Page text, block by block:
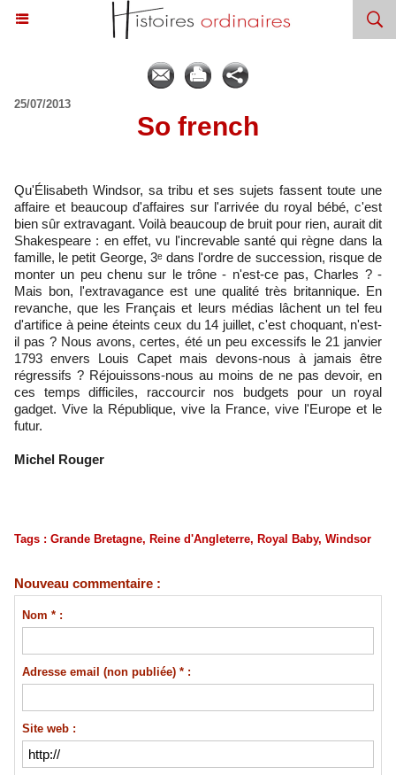
25/07/2013
So french
Qu'Élisabeth Windsor, sa tribu et ses sujets fassent toute une
affaire et beaucoup d'affaires sur l'arrivée du royal bébé, c'est
bien sûr extravagant. Voilà beaucoup de bruit pour rien, aurait dit
Shakespeare : en effet, vu l'increvable santé qui règne dans la
famille, le petit George, 3ᵉ dans l'ordre de succession, risque de
monter un peu chenu sur le trône - n'est-ce pas, Charles ? -
Mais bon, l'extravagance est une qualité très britannique. En
revanche, que les Français et leurs médias lâchent un tel feu
d'artifice à peine éteints ceux du 14 juillet, c'est choquant, n'est-
il pas ? Nous avons, certes, été un peu excessifs le 21 janvier
1793 envers Louis Capet mais devons-nous à jamais être
régressifs ? Réjouissons-nous au moins de ne pas devoir, en
ces temps difficiles, raccourcir nos budgets pour un royal
gadget. Vive la République, vive la France, vive l'Europe et le
futur.
Michel Rouger
Tags : Grande Bretagne, Reine d'Angleterre, Royal Baby, Windsor
Nouveau commentaire :
Nom * :
Adresse email (non publiée) * :
Site web :